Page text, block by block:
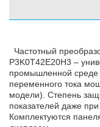
Частотный
P3K0T42E20H3 –
промышленной среде
переменного тока
модели). Степень
показателей даже
Комплектуются